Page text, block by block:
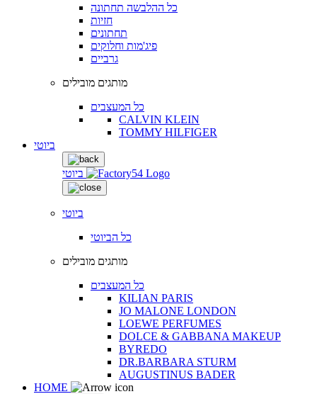
כל ההלבשה תחתונה
חזיות
תחתונים
פיג'מות וחלוקים
גרביים
מותגים מובילים
כל המעצבים
CALVIN KLEIN
TOMMY HILFIGER
ביוטי
ביוטי
ביוטי
כל הביוטי
מותגים מובילים
כל המעצבים
KILIAN PARIS
JO MALONE LONDON
LOEWE PERFUMES
DOLCE & GABBANA MAKEUP
BYREDO
DR.BARBARA STURM
AUGUSTINUS BADER
HOME